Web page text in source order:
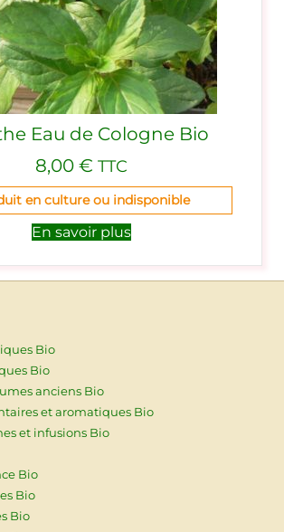
Eau de Cologne Bio
8,00 € TTC
en culture ou indisponible
En savoir plus
Bio
Bio
anciens Bio
et aromatiques Bio
et infusions Bio
Bio
Bio
Bio